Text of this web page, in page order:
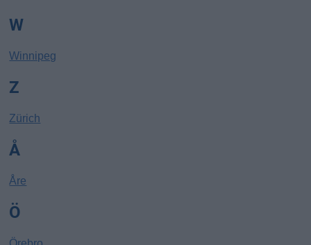
W
Winnipeg
Z
Zürich
Å
Åre
Ö